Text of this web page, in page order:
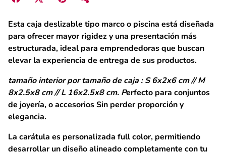
Esta caja deslizable tipo marco o piscina está diseñada
para ofrecer mayor rigidez y una presentación más
estructurada, ideal para emprendedoras que buscan
elevar la experiencia de entrega de sus productos.
tamaño interior por tamaño de caja : S 6x2x6 cm // M
8x2.5x8 cm // L 16x2.5x8 cm. Perfecto para conjuntos
de joyería, o accesorios Sin perder proporción y
elegancia.
La carátula es personalizada full color, permitiendo
desarrollar un diseño alineado completamente con tu